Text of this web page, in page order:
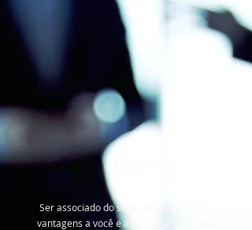
Ser associado do sindicato traz ótimas
vantagens a você e a sua empresa com